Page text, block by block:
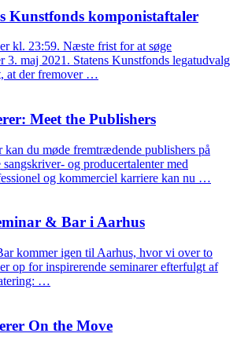
Kunstfonds komponistaftaler
kl. 23:59. Næste frist for at søge
3. maj 2021. Statens Kunstfonds legatudvalg
at der fremover …
Meet the Publishers
kan du møde fremtrædende publishers på
og producertalenter med
og kommerciel karriere kan nu …
& Bar i Aarhus
kommer igen til Aarhus, hvor vi over to
op for inspirerende seminarer efterfulgt af
…
On the Move